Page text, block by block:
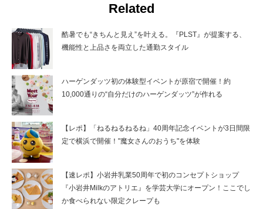
Related
酷暑でも“きちんと見え”を叶える。『PLST』が提案する、
機能性と上品さを両立した通勤スタイル
ハーゲンダッツ初の体験型イベントが原宿で開催！約
10,000通りの“自分だけのハーゲンダッツ”が作れる
【レポ】「ねるねるねるね」40周年記念イベントが3日間限
定で横浜で開催！"魔女さんのおうち"を体験
【速レポ】小岩井乳業50周年で初のコンセプトショップ
『小岩井Milkのアトリエ』を学芸大学にオープン！ここでし
か食べられない限定クレープも